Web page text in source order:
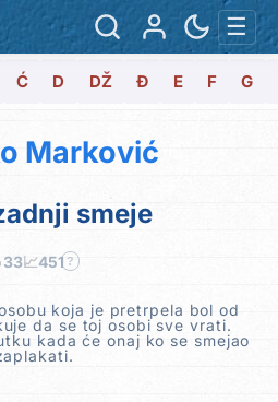
☰
Ć D DŽ Đ E F G
Marković
smeje
33📈451 ?
koja je pretrpela bol od
da se toj osobi sve vrati.
kada će onaj ko se smejao